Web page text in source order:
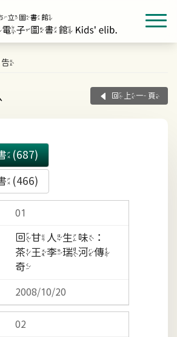
回上一頁
(687)
(466)
01
回甘人生味：
茶王李瑞河傳
奇
2008/10/20
02